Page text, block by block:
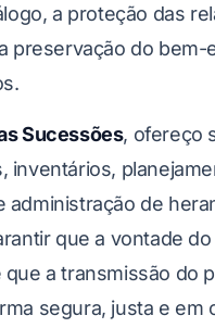
a proteção das
preservação do bem-
Sucessões, ofereço
inventários,
administração de
que a vontade
que a transmissão do
segura, justa e em